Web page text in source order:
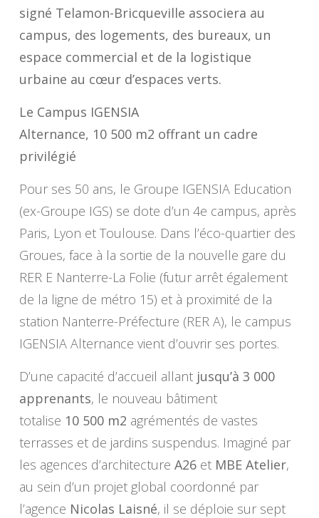
signé Telamon-Bricqueville associera au
campus, des logements, des bureaux, un
espace commercial et de la logistique
urbaine au cœur d’espaces verts.
Le Campus IGENSIA
Alternance, 10 500 m2 offrant un cadre
privilégié
Pour ses 50 ans, le Groupe IGENSIA Education
(ex-Groupe IGS) se dote d’un 4e campus, après
Paris, Lyon et Toulouse. Dans l’éco-quartier des
Groues, face à la sortie de la nouvelle gare du
RER E Nanterre-La Folie (futur arrêt également
de la ligne de métro 15) et à proximité de la
station Nanterre-Préfecture (RER A), le campus
IGENSIA Alternance vient d’ouvrir ses portes.
D’une capacité d’accueil allant jusqu’à 3 000
apprenants, le nouveau bâtiment
totalise 10 500 m2 agrémentés de vastes
terrasses et de jardins suspendus. Imaginé par
les agences d’architecture A26et MBE Atelier,
au sein d’un projet global coordonné par
l’agence Nicolas Laisné, il se déploie sur sept